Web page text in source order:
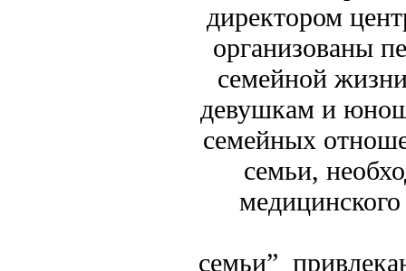
директором
организованы
семейной
девушкам и
семейных
семьи,
семьи”